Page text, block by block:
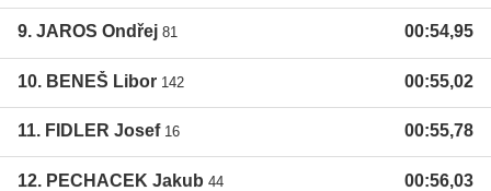
9. JAROS Ondřej 81 00:54,95
10. BENEŠ Libor 142 00:55,02
11. FIDLER Josef16 00:55,78
12. PECHACEK Jakub 44 00:56,03